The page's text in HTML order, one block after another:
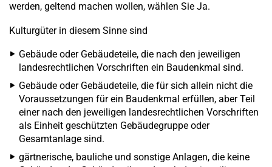
werden, geltend machen wollen, wählen Sie Ja.
Kulturgüter in diesem Sinne sind
Gebäude oder Gebäudeteile, die nach den jeweiligen
landesrechtlichen Vorschriften ein Baudenkmal sind.
Gebäude oder Gebäudeteile, die für sich allein nicht die
Voraussetzungen für ein Baudenkmal erfüllen, aber Teil
einer nach den jeweiligen landesrechtlichen Vorschriften
als Einheit geschützten Gebäudegruppe oder
Gesamtanlage sind.
gärtnerische, bauliche und sonstige Anlagen, die keine